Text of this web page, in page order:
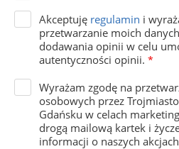
Akceptuję regulamin i
przetwarzanie moich
dodawania opinii w celu
autentyczności opinii. *
Wyrażam zgodę na
osobowych przez
Gdańsku w celach
drogą mailową kartek i
informacji o naszych